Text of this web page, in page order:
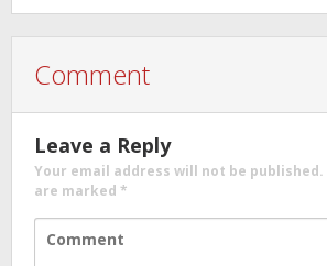
Comment
Leave a Reply
Your email address will not be published.
are marked *